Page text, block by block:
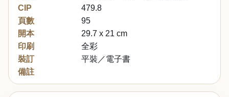
CIP
479.8
頁數
95
開本
29.7 x 21 cm
印刷
全彩
裝訂
平裝／電子書
備註